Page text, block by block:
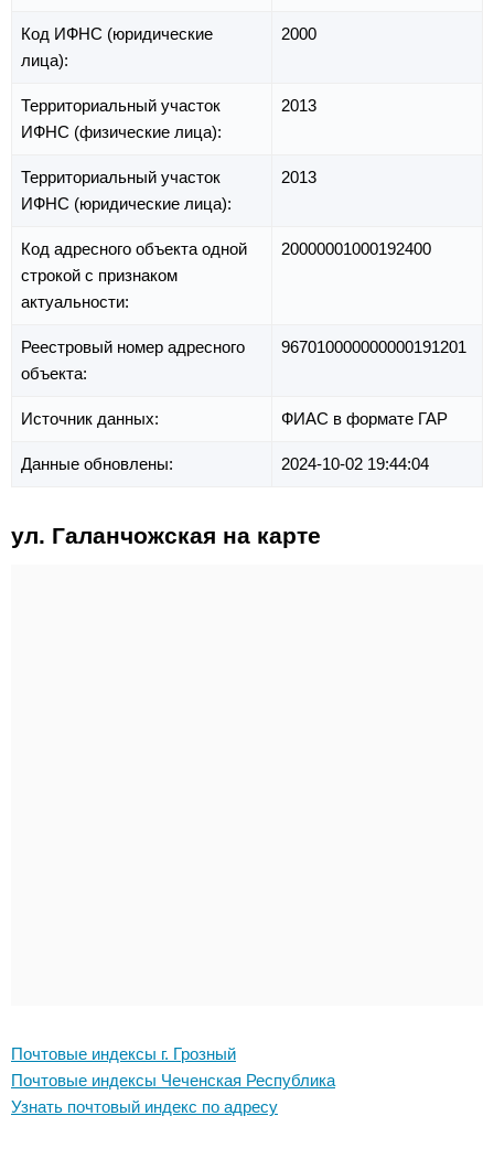
Код ИФНС (юридические
лица):
2000
Территориальный участок
ИФНС (физические лица):
2013
Территориальный участок
ИФНС (юридические лица):
2013
Код адресного объекта одной
строкой с признаком
актуальности:
20000001000192400
Реестровый номер адресного
объекта:
967010000000000191201
Источник данных: ФИАС в формате ГАР
Данные обновлены: 2024-10-02 19:44:04
ул. Галанчожская на карте
Почтовые индексы г. Грозный
Почтовые индексы Чеченская Республика
Узнать почтовый индекс по адресу